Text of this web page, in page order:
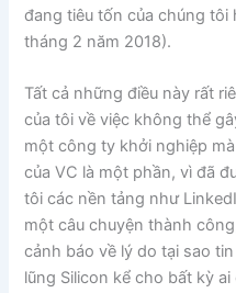
đang tiêu tốn của chúng tôi
tháng 2 năm 2018).
Tất cả những điều này rất
của tôi về việc không thể
một công ty khởi nghiệp
của VC là một phần, vì đã
tôi các nền tảng như
một câu chuyện thành
cảnh báo về lý do tại sao
lũng Silicon kể cho bất kỳ